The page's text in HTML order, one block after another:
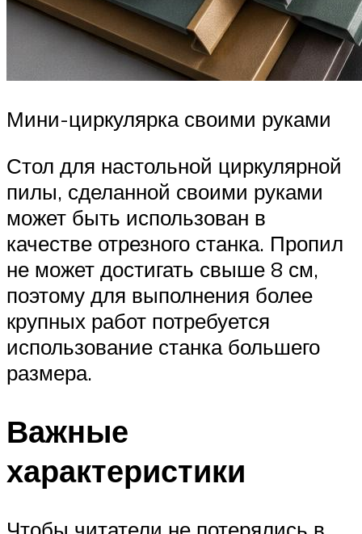
Мини-циркулярка своими руками
Стол для настольной циркулярной
пилы, сделанной своими руками
может быть использован в
качестве отрезного станка. Пропил
не может достигать свыше 8 см,
поэтому для выполнения более
крупных работ потребуется
использование станка большего
размера.
Важные
характеристики